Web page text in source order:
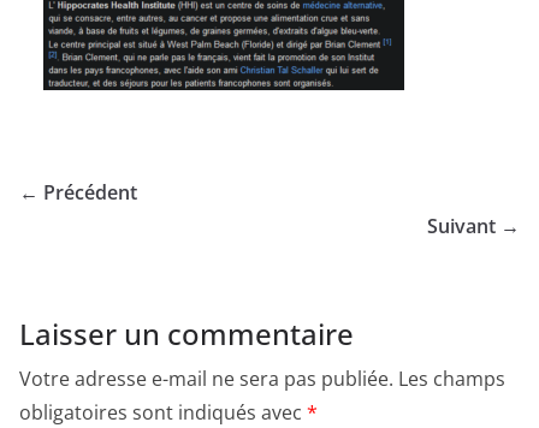
← Précédent
Suivant →
Laisser un commentaire
Votre adresse e-mail ne sera pas publiée. Les champs
obligatoires sont indiqués avec *